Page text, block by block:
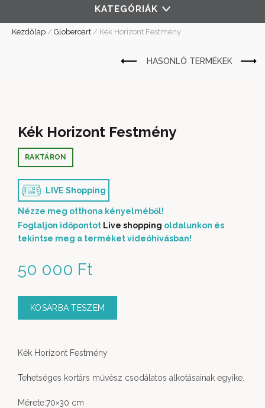
KATEGÓRIÁK
Kezdőlap / Globeroart / Kék Horizont Festmény
Kék Horizont Festmény
50 000 Ft
RAKTÁRON
LIVE Shopping
Nézze meg otthona kényelméből!
Foglaljon időpontot Live shopping oldalunkon és
tekintse meg a terméket videóhívásban!
KOSÁRBA TESZEM
Kék Horizont Festmény
Tehetséges kortárs művész csodálatos alkotásainak egyike.
Mérete:70×30 cm